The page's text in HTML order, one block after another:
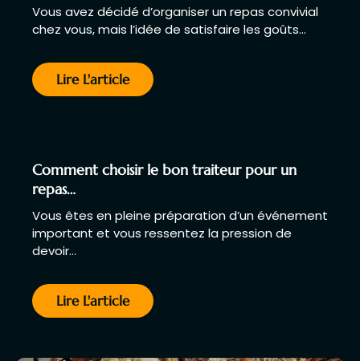
Vous avez décidé d’organiser un repas convivial
chez vous, mais l’idée de satisfaire les goûts…
Lire L'article
Comment choisir le bon traiteur pour un
repas…
Vous êtes en pleine préparation d’un événement
important et vous ressentez la pression de
devoir…
Lire L'article